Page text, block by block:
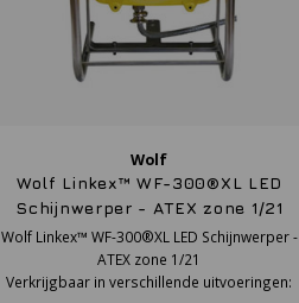
Wolf
Wolf Linkex™ WF-300®XL LED
Schijnwerper - ATEX zone 1/21
Wolf Linkex™ WF-300®XL LED Schijnwerper -
ATEX zone 1/21
Verkrijgbaar in verschillende uitvoeringen: